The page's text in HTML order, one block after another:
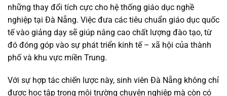
những thay đổi tích cực cho hệ thống giáo dục nghề
nghiệp tại Đà Nẵng. Việc đưa các tiêu chuẩn giáo dục quốc
tế vào giảng dạy sẽ giúp nâng cao chất lượng đào tạo, từ
đó đóng góp vào sự phát triển kinh tế – xã hội của thành
phố và khu vực miền Trung.
Với sự hợp tác chiến lược này, sinh viên Đà Nẵng không chỉ
được học tập trong môi trường chuyên nghiệp mà còn có